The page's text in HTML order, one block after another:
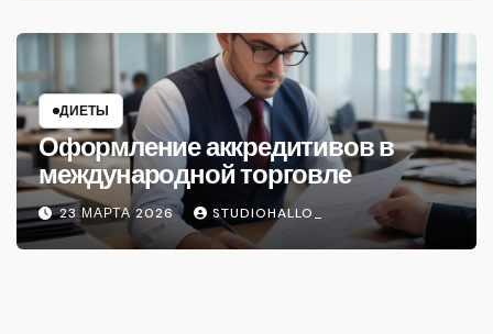
ДИЕТЫ
Оформление аккредитивов в
международной торговле
23 МАРТА 2026 STUDIOHALLO_